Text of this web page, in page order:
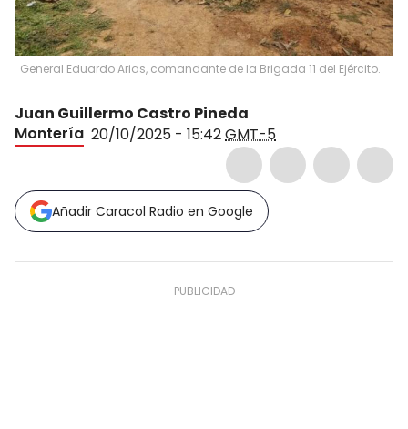
General Eduardo Arias, comandante de la Brigada 11 del Ejército.
Juan Guillermo Castro Pineda
Montería 20/10/2025 - 15:42GMT-5
Añadir Caracol Radio en Google